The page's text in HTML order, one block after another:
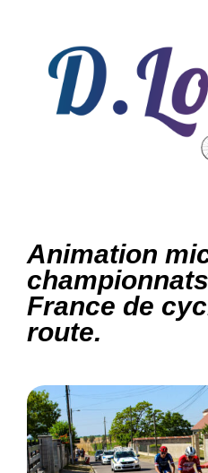
contenu
Animation
France de
route.
View
Larger
Image